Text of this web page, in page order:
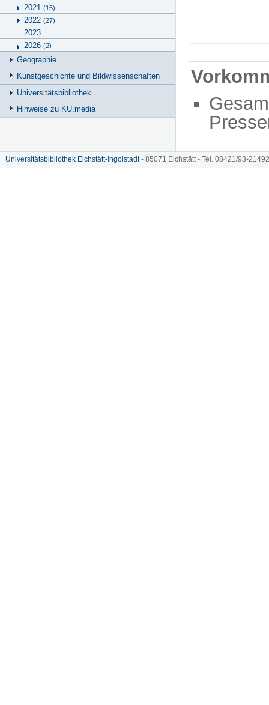
2021 (15)
2022 (27)
2023
2026 (2)
Geographie
Kunstgeschichte und Bildwissenschaften
Universitätsbibliothek
Hinweise zu KU.media
Universitätsbibliothek Eichstätt-Ingolstadt- 85071 Eichstätt - Tel. 08421/93-